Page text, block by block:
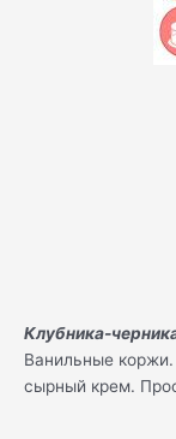
Клубника-
Ванильные
сырный крем.